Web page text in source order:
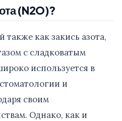
(N2O)?
также как закись азота,
с сладковатым
используется в
и
своим
Однако, как и